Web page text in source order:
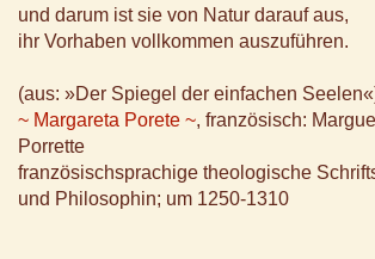
und darum ist sie von Natur darauf aus,
ihr Vorhaben vollkommen auszuführen.
(aus: »Der Spiegel der einfachen
~ Margareta Porete ~, französisch:
Porrette
französischsprachige theologische
und Philosophin; um 1250-1310